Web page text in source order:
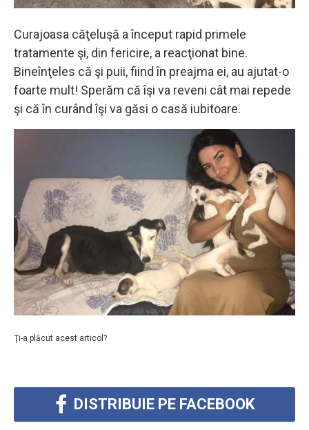
Curajoasa căţeluşă a început rapid primele
tratamente şi, din fericire, a reacţionat bine.
Bineînţeles că şi puii, fiind în preajma ei, au ajutat-o
foarte mult! Sperăm că îşi va reveni cât mai repede
şi că în curând îşi va găsi o casă iubitoare.
Ţi-a plăcut acest articol?
DISTRIBUIE PE FACEBOOK